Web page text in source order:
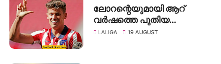
ലോറന്റെയുമായി ആറ്
വർഷത്തെ പുതിയ
കരാറിലെത്തി അത്ലറ്റികോ
LALIGA 19 AUGUST